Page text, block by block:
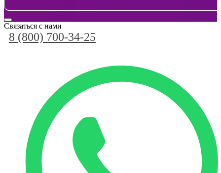
Связаться с нами
8 (800) 700-34-25